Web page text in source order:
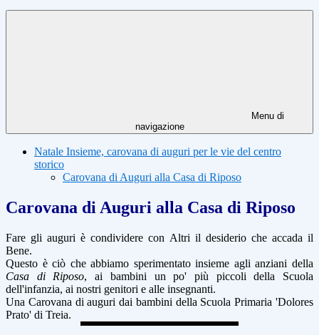
Menu di
navigazione
Natale Insieme, carovana di auguri per le vie del centro
storico
Carovana di Auguri alla Casa di Riposo
Carovana di Auguri alla Casa di Riposo
Fare gli auguri è condividere con Altri il desiderio che accada il
Bene.
Questo è ciò che abbiamo sperimentato insieme agli anziani della
Casa di Riposo, ai bambini un po' più piccoli della Scuola
dell'infanzia, ai nostri genitori e alle insegnanti.
Una Carovana di auguri dai bambini della Scuola Primaria 'Dolores
Prato' di Treia.